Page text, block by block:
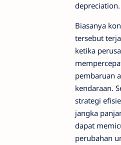
depreciation.
Biasanya
tersebut
ketika
pembaruan
kendaraan.
strategi
jangka
dapat
perubahan